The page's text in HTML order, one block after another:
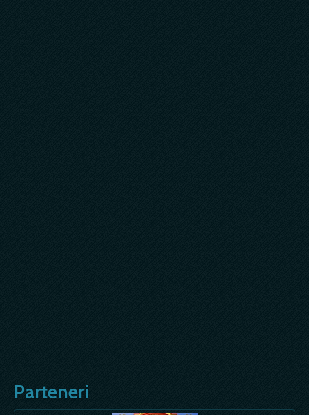
Parteneri